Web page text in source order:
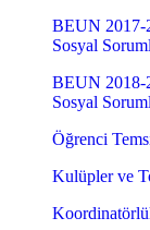
BEUN 2017-
Sosyal
BEUN 2018-
Sosyal
Öğrenci
Kulüpler ve